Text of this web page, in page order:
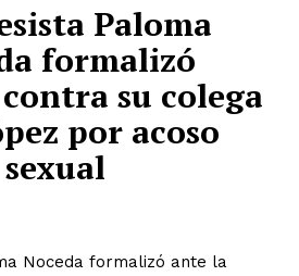
Paloma
formalizó
su colega
por acoso
sexual
Noceda formalizó ante la